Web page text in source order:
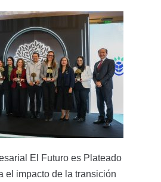
El Futuro es Plateado
el impacto de la transición